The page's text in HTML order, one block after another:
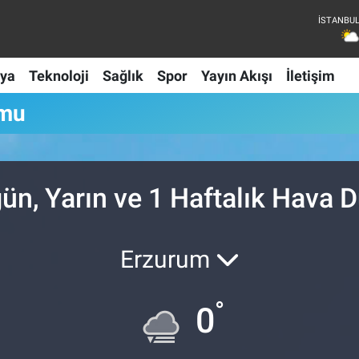
Teknoloji Sağlık Spor Yayın Akışı İletişim
Yarın ve 1 Haftalık Hava
Erzurum
0°